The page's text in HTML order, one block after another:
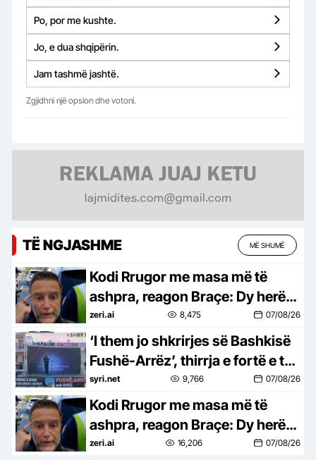
Po, por me kushte.
Jo, e dua shqipërin.
Jam tashmë jashtë.
Zgjidhni një opsion dhe votoni.
TË NGJASHME MË SHUMË
Kodi Rrugor me masa më të
ashpra, reagon Braçe: Dy herë
janë boll për të vrarë…jo pasurim
për policët (VIDEO)
zeri.ai 8,475 07/08/26
‘I them jo shkrirjes së Bashkisë
Fushë-Arrëz’, thirrja e fortë e të
resë: Mos na detyroni të
braktisim vendlindjen
syri.net 9,766 07/08/26
Kodi Rrugor me masa më të
ashpra, reagon Braçe: Dy herë
janë boll për të vrarë…jo pasurim
zeri.ai 16,206 07/08/26